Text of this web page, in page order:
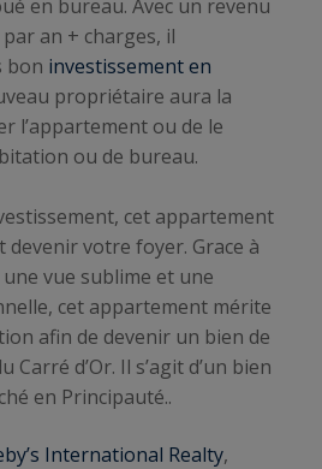
en bureau. Avec un revenu
an + charges, il
bon investissement en
propriétaire aura la
l’appartement ou de le
ou de bureau.
cet appartement
votre foyer. Grace à
vue sublime et une
cet appartement mérite
afin de devenir un bien de
d’Or. Il s’agit d’un bien
en Principauté..
International Realty,